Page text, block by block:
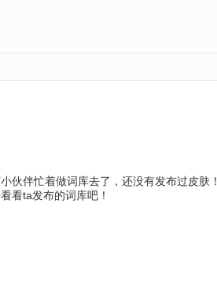
伙伴忙着做词库去了，还没有发布过皮肤！
看ta发布的词库吧！